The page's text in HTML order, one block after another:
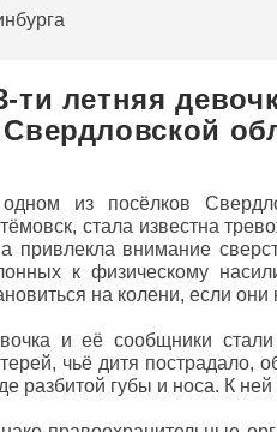
ти летняя
из посёлков
стала известна
привлекла внимание
к физическому
на колени, если
и её сообщники
чьё дитя пострадало,
разбитой губы и носа. К